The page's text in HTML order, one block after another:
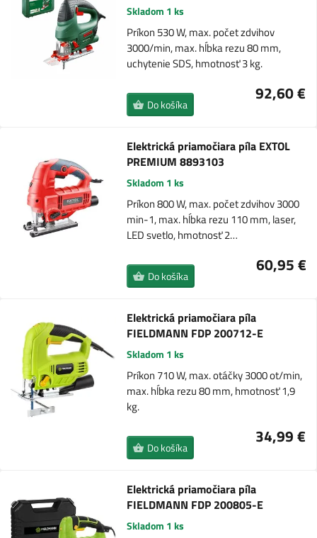
Skladom 1 ks
Príkon 530 W, max. počet zdvihov
3000/min, max. hĺbka rezu 80 mm,
uchytenie SDS, hmotnosť 3 kg.
92,60 €
Do košíka
Elektrická priamočiara píla EXTOL
PREMIUM 8893103
Skladom 1 ks
Príkon 800 W, max. počet zdvihov 3000
min-1, max. hĺbka rezu 110 mm, laser,
LED svetlo, hmotnosť 2…
60,95 €
Do košíka
Elektrická priamočiara píla
FIELDMANN FDP 200712-E
Skladom 1 ks
Príkon 710 W, max. otáčky 3000 ot/min,
max. hĺbka rezu 80 mm, hmotnosť 1,9
kg.
34,99 €
Do košíka
Elektrická priamočiara píla
FIELDMANN FDP 200805-E
Skladom 1 ks